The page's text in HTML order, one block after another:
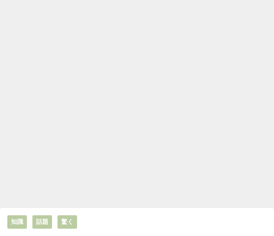
知識 話題 驚く